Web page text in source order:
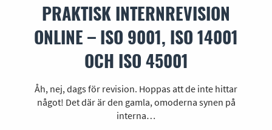
PRAKTISK INTERNREVISION
ONLINE – ISO 9001, ISO 14001
OCH ISO 45001
Åh, nej, dags för revision. Hoppas att de inte hittar
något! Det där är den gamla, omoderna synen på
interna…